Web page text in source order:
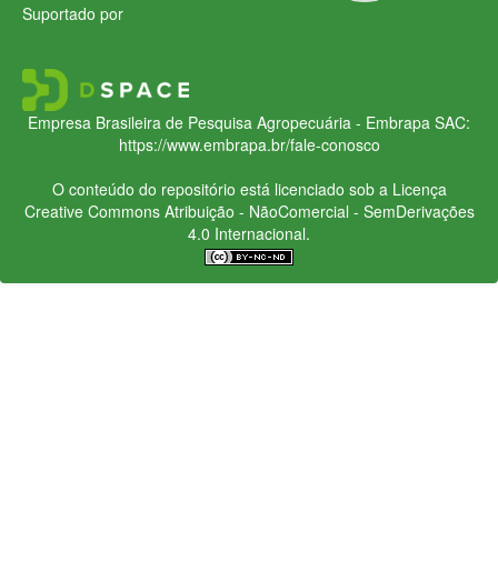
Suportado por
Empresa Brasileira de Pesquisa Agropecuária - Embrapa SAC:
https://www.embrapa.br/fale-conosco
O conteúdo do repositório está licenciado sob a Licença
Creative CommonsAtribuição - NãoComercial - SemDerivações
4.0 Internacional.